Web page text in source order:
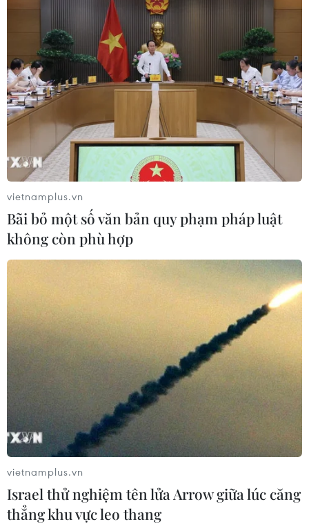
vietnamplus.vn
Bãi bỏ một số văn bản quy phạm pháp luật
không còn phù hợp
vietnamplus.vn
Israel thử nghiệm tên lửa Arrow giữa lúc căng
thẳng khu vực leo thang